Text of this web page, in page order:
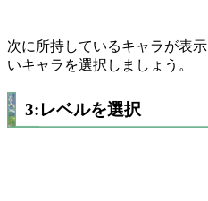
次に所持しているキャラが表
いキャラを選択しましょう。
3:レベルを選択